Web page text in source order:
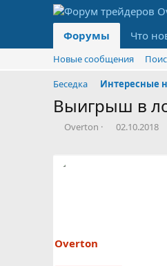
Форумы Что
Новые сообщения
Беседка
Интересные
Выигрыш в
А
о
Overton
Д
02.10.2018
Overton